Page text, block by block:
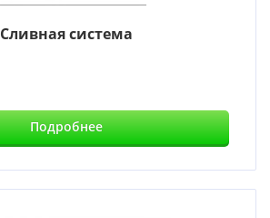
Сливная система
Подробнее